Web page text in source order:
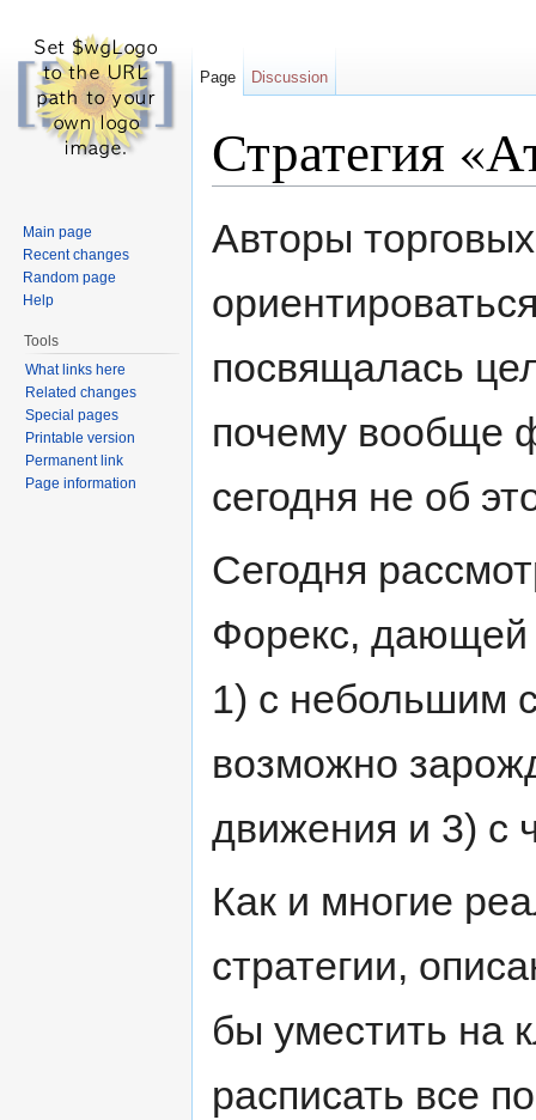
Стратегия
Авторы
посвящалась
почему вообще
сегодня не об
Сегодня
Форекс, дающей
1) с небольшим
возможно
движения и 3) с
Как и многие
стратегии,
бы уместить на
расписать все
Page Discussion
Main page
Recent changes
Random page
Help
Tools
What links here
Related changes
Special pages
Printable version
Permanent link
Page information